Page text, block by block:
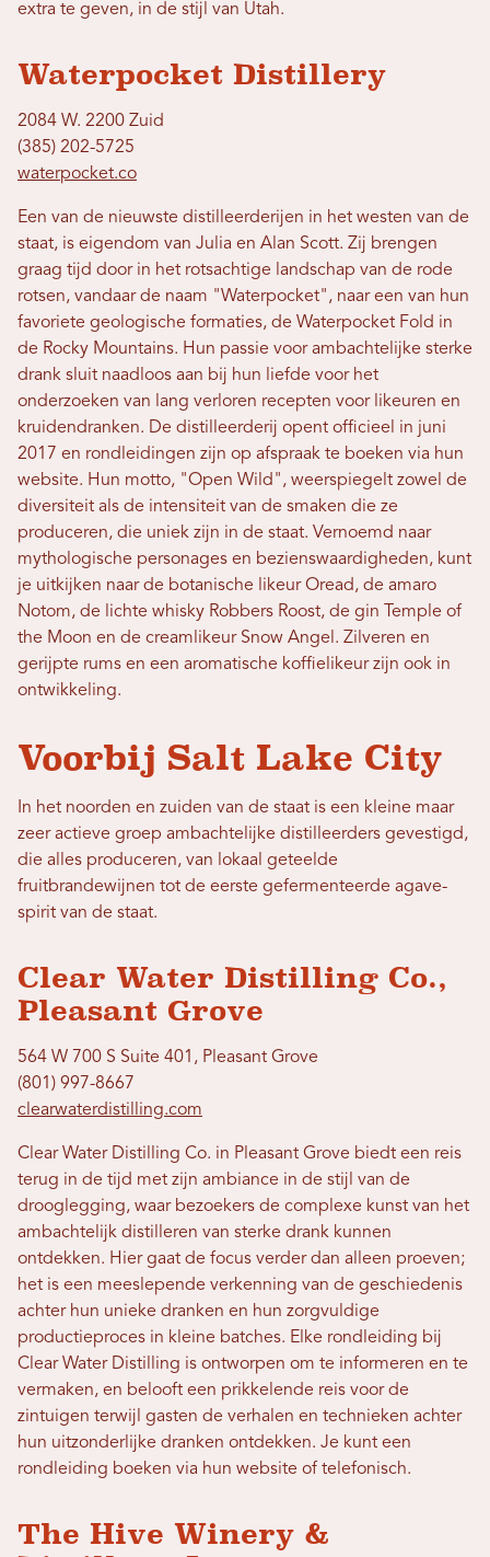
extra te geven, in de stijl van Utah.
Waterpocket Distillery
2084 W. 2200 Zuid
(385) 202-5725
waterpocket.co
Een van de nieuwste distilleerderijen in het westen van de
staat, is eigendom van Julia en Alan Scott. Zij brengen
graag tijd door in het rotsachtige landschap van de rode
rotsen, vandaar de naam "Waterpocket", naar een van hun
favoriete geologische formaties, de Waterpocket Fold in
de Rocky Mountains. Hun passie voor ambachtelijke sterke
drank sluit naadloos aan bij hun liefde voor het
onderzoeken van lang verloren recepten voor likeuren en
kruidendranken. De distilleerderij opent officieel in juni
2017 en rondleidingen zijn op afspraak te boeken via hun
website. Hun motto, "Open Wild", weerspiegelt zowel de
diversiteit als de intensiteit van de smaken die ze
produceren, die uniek zijn in de staat. Vernoemd naar
mythologische personages en bezienswaardigheden, kunt
je uitkijken naar de botanische likeur Oread, de amaro
Notom, de lichte whisky Robbers Roost, de gin Temple of
the Moon en de creamlikeur Snow Angel. Zilveren en
gerijpte rums en een aromatische koffielikeur zijn ook in
ontwikkeling.
Voorbij Salt Lake City
In het noorden en zuiden van de staat is een kleine maar
zeer actieve groep ambachtelijke distilleerders gevestigd,
die alles produceren, van lokaal geteelde
fruitbrandewijnen tot de eerste gefermenteerde agave-
spirit van de staat.
Clear Water Distilling Co.,
Pleasant Grove
564 W 700 S Suite 401, Pleasant Grove
(801) 997-8667
clearwaterdistilling.com
Clear Water Distilling Co. in Pleasant Grove biedt een reis
terug in de tijd met zijn ambiance in de stijl van de
drooglegging, waar bezoekers de complexe kunst van het
ambachtelijk distilleren van sterke drank kunnen
ontdekken. Hier gaat de focus verder dan alleen proeven;
het is een meeslepende verkenning van de geschiedenis
achter hun unieke dranken en hun zorgvuldige
productieproces in kleine batches. Elke rondleiding bij
Clear Water Distilling is ontworpen om te informeren en te
vermaken, en belooft een prikkelende reis voor de
zintuigen terwijl gasten de verhalen en technieken achter
hun uitzonderlijke dranken ontdekken. Je kunt een
rondleiding boeken via hun website of telefonisch.
The Hive Winery &